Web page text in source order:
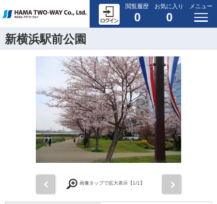
閲覧履歴
0
お気に入り
0
メニュー
新横浜駅前公園
画像タップで拡大表示【1/1】